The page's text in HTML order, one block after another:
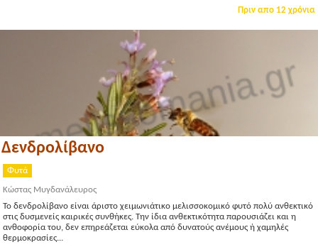
Πριν απο 12 χρόνια
Δενδρολίβανο
Φυτά
Κώστας Μυγδανάλευρος
Το δενδρολίβανο είναι άριστο χειμωνιάτικο μελισσοκομικό φυτό πολύ ανθεκτικό
στις δυσμενείς καιρικές συνθήκες. Την ίδια ανθεκτικότητα παρουσιάζει και η
ανθοφορία του, δεν επηρεάζεται εύκολα από δυνατούς ανέμους ή χαμηλές
θερμοκρασίες...